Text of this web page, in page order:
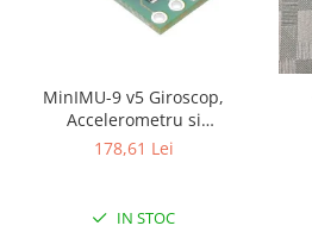
Releu
RS-232
MinIMU-9 v5 Giroscop,
Accelerometru si
Magnetometru (LSM6DS33,
178,61 Lei
IN STOC